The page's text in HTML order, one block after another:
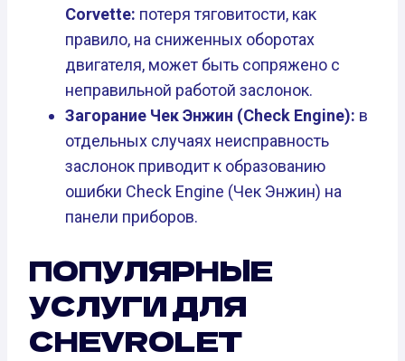
Corvette: потеря тяговитости, как
правило, на сниженных оборотах
двигателя, может быть сопряжено с
неправильной работой заслонок.
Загорание Чек Энжин (Check Engine): в
отдельных случаях неисправность
заслонок приводит к образованию
ошибки Check Engine (Чек Энжин) на
панели приборов.
ПОПУЛЯРНЫЕ
УСЛУГИ ДЛЯ
CHEVROLET